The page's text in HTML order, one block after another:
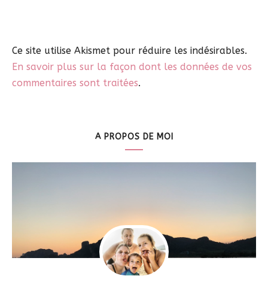
Ce site utilise Akismet pour réduire les indésirables.
En savoir plus sur la façon dont les données de vos
commentaires sont traitées.
A PROPOS DE MOI